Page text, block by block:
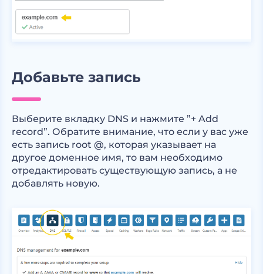
Добавьте запись
Выберите вкладку DNS и нажмите ”+ Add
record”. Обратите внимание, что если у вас уже
есть запись root @, которая указывает на
другое доменное имя, то вам необходимо
отредактировать существующую запись, а не
добавлять новую.